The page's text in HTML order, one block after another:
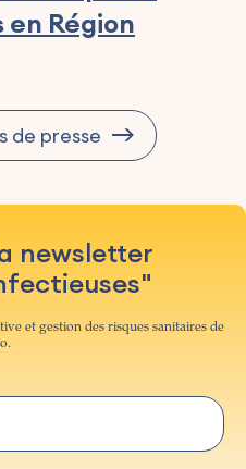
Région
de presse
newsletter
et gestion des risques sanitaires de